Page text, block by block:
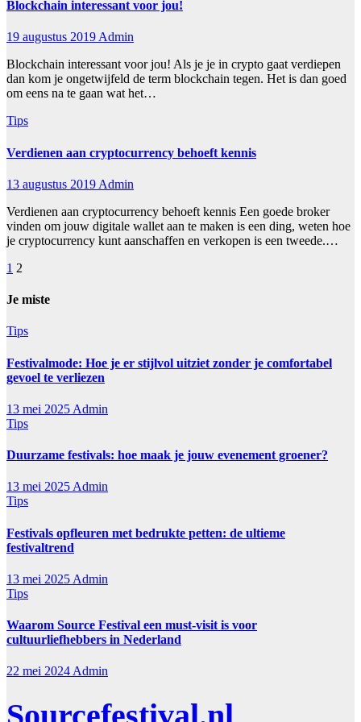
Blockchain interessant voor jou!
19 augustus 2019 Admin
Blockchain interessant voor jou! Als je je in crypto gaat verdiepen
dan kom je ongetwijfeld de term blockchain tegen. Het is dan goed
om eens na te gaan wat het…
Tips
Verdienen aan cryptocurrency behoeft kennis
13 augustus 2019 Admin
Verdienen aan cryptocurrency behoeft kennis Een goede broker
vinden om jouw digitale wallet aan te maken is een ding, weten hoe
je cryptocurrency kunt aanschaffen en verkopen is een tweede.…
Berichten
paginering
1 2
Je miste
Tips
Festivalmode: Hoe je er stijlvol uitziet zonder je comfortabel
gevoel te verliezen
13 mei 2025 Admin
Tips
Duurzame festivals: hoe maak je jouw evenement groener?
13 mei 2025Admin
Tips
Festivals opfleuren met bedrukte petten: de ultieme
festivaltrend
13 mei 2025 Admin
Tips
Waarom Source Festival een must-visit is voor
cultuurliefhebbers in Nederland
22 mei 2024Admin